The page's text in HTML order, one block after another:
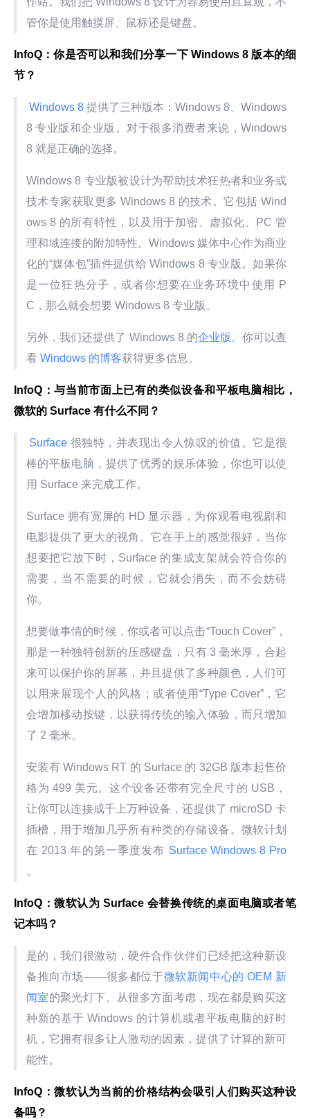
管你是使用触摸屏、鼠标还是键盘。
InfoQ：你是否可以和我们分享一下 Windows 8 版本的细
节？
Windows 8 提供了三种版本：Windows 8、Windows
8 专业版和企业版。对于很多消费者来说，Windows
8 就是正确的选择。
Windows 8 专业版被设计为帮助技术狂热者和业务或
技术专家获取更多 Windows 8 的技术。它包括 Wind
ows 8 的所有特性，以及用于加密、虚拟化、PC 管
理和域连接的附加特性。Windows 媒体中心作为商业
化的“媒体包”插件提供给 Windows 8 专业版。如果你
是一位狂热分子，或者你想要在业务环境中使用 P
C，那么就会想要 Windows 8 专业版。
另外，我们还提供了 Windows 8 的企业版 。你可以查
看 Windows 的博客获得更多信息。
InfoQ：与当前市面上已有的类似设备和平板电脑相比，
微软的 Surface 有什么不同？
Surface 很独特，并表现出令人惊叹的价值。它是很
棒的平板电脑，提供了优秀的娱乐体验，你也可以使
用 Surface 来完成工作。
Surface 拥有宽屏的 HD 显示器，为你观看电视剧和
电影提供了更大的视角。它在手上的感觉很好，当你
想要把它放下时，Surface 的集成支架就会符合你的
需要，当不需要的时候，它就会消失，而不会妨碍
你。
想要做事情的时候，你或者可以点击“Touch Cover”，
那是一种独特创新的压感键盘，只有 3 毫米厚，合起
来可以保护你的屏幕，并且提供了多种颜色，人们可
以用来展现个人的风格；或者使用“Type Cover”，它
会增加移动按键，以获得传统的输入体验，而只增加
了 2 毫米。
安装有 Windows RT 的 Surface 的 32GB 版本起售价
格为 499 美元。这个设备还带有完全尺寸的 USB，
让你可以连接成千上万种设备，还提供了 microSD 卡
插槽，用于增加几乎所有种类的存储设备。微软计划
在 2013 年的第一季度发布
。
InfoQ：微软认为 Surface 会替换传统的桌面电脑或者笔
记本吗？
是的，我们很激动，硬件合作伙伴们已经把这种新设
备推向市场——很多都位于微软新闻中心的 OEM 新
闻室的聚光灯下。从很多方面考虑，现在都是购买这
种新的基于 Windows 的计算机或者平板电脑的好时
机，它拥有很多让人激动的因素，提供了计算的新可
能性。
InfoQ：微软认为当前的价格结构会吸引人们购买这种设
备吗？